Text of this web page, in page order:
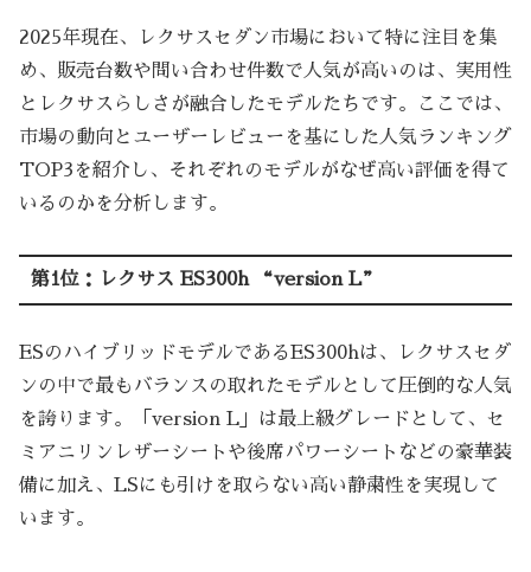
2025年現在、レクサスセダン市場において特に注目を集
め、販売台数や問い合わせ件数で人気が高いのは、実用性
とレクサスらしさが融合したモデルたちです。ここでは、
市場の動向とユーザーレビューを基にした人気ランキング
TOP3を紹介し、それぞれのモデルがなぜ高い評価を得て
いるのかを分析します。
第1位：レクサス ES300h “version L”
ESのハイブリッドモデルであるES300hは、レクサスセダ
ンの中で最もバランスの取れたモデルとして圧倒的な人気
を誇ります。「version L」は最上級グレードとして、セ
ミアニリンレザーシートや後席パワーシートなどの豪華装
備に加え、LSにも引けを取らない高い静粛性を実現して
います。